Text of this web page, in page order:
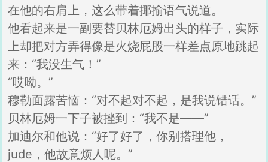
在他的右肩上，这么带着揶揄语气说道。
他看起来是一副要替贝林厄姆出头的样子，实际
上却把对方弄得像是火烧屁股一样差点原地跳起
来：“我没生气！”
“哎呦。”
穆勒面露苦恼：“对不起对不起，是我说错话。”
贝林厄姆一下子被挫到：“我不是——”
加迪尔和他说：“好了好了，你别搭理他，
jude，他故意烦人呢。”